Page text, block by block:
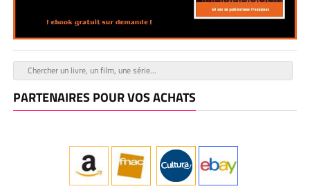
PARTENAIRES POUR VOS ACHATS